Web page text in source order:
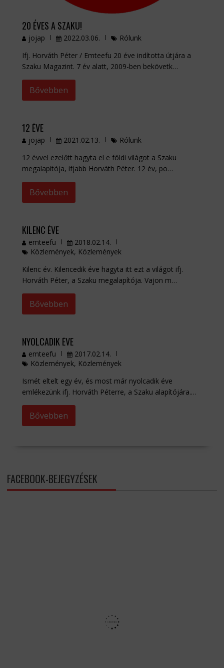
20 ÉVES A SZAKU!
jojap 2022.03.06.
Rólunk
Ifj. Horváth Péter / Emteefu 20 éve indította útjára a
Szaku Magazint. 7 év alatt, 2009-ben bekövetk…
Bővebben
12 ÉVE
jojap 2021.02.13.
Rólunk
12 évvel ezelőtt hagyta el e földi világot a Szaku
megalapítója, ifjabb Horváth Péter. 12 év, po…
Bővebben
KILENC ÉVE
emteefu
2018.02.14.
Közlemények, Közlemények
Kilenc év. Kilencedik éve hagyta itt ezt a világot ifj.
Horváth Péter, a Szaku megalapítója. Vajon m…
Bővebben
NYOLCADIK ÉVE
emteefu
2017.02.14.
Közlemények, Közlemények
Ismét eltelt egy év, és most már nyolcadik éve
emlékezünk ifj. Horváth Péterre, a Szaku alapítójára.…
Bővebben
FACEBOOK-BEJEGYZÉSEK